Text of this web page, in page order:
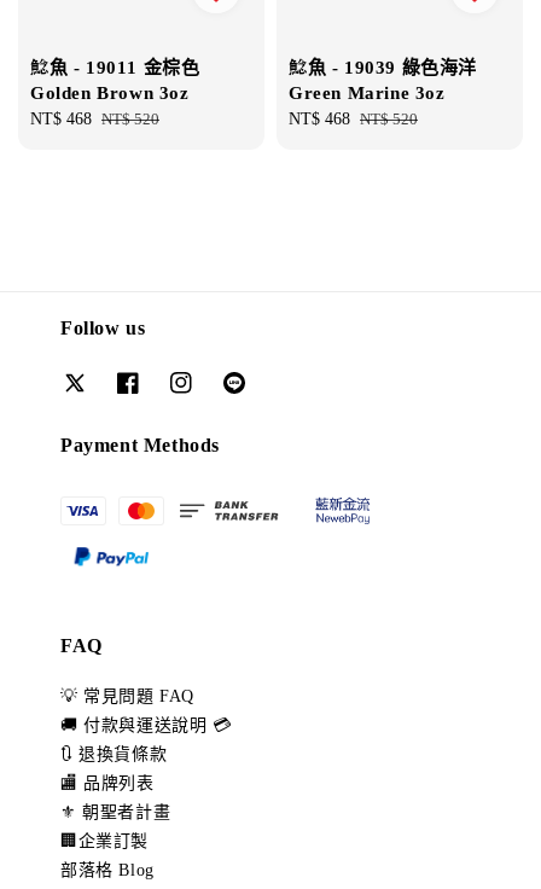
鯰魚 - 19011 金棕色
Golden Brown 3oz
Sale
NT$ 468 Regular
NT$ 520
鯰魚 - 19039 綠色海洋
Green Marine 3oz
Sale
NT$ 468 Regular
NT$ 520
Follow us
Payment Methods
FAQ
💡 常見問題 FAQ
🚚 付款與運送說明 💳
🔃 退換貨條款
🏬 品牌列表
⚜️ 朝聖者計畫
🏢企業訂製
部落格 Blog